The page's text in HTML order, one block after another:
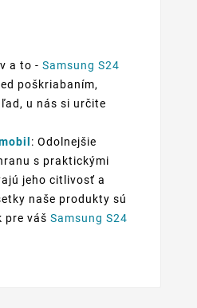
a to - Samsung S24
poškriabaním,
u nás si určite
: Odolnejšie
s praktickými
jeho citlivosť a
naše produkty sú
pre váš Samsung S24